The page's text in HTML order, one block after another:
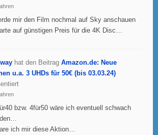
mir den Film nochmal auf Sky anschauen
auf günstigen Preis für die 4K Disc…
hat den Beitrag Amazon.de: Neue
u.a. 3 UHDs für 50€ (bis 03.03.24)
bzw. 4für50 wäre ich eventuell schwach
ich mir diese Aktion…